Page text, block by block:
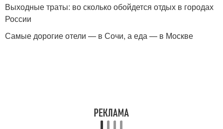
Выходные траты: во сколько обойдется отдых в городах
России
Самые дорогие отели — в Сочи, а еда — в Москве